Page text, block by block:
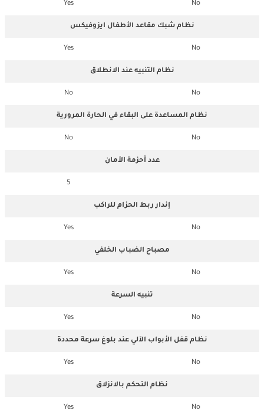
No
Yes
نظام شبك مقاعد الأطفال ايزوفيكس
No
Yes
نظام التنبيه عند الانطلاق
No
No
نظام المساعدة على البقاء في الحارة المرورية
No
No
عدد أحزمة الأمان
5
إندار ربط الحزام للراكب
No
Yes
مصباح الضباب الخلفي
No
Yes
تنبيه السرعة
No
Yes
نظام قفل الأبواب الآلي عند بلوغ سرعة محددة
No
Yes
نظام التحكم بالانزلاق
No
Yes